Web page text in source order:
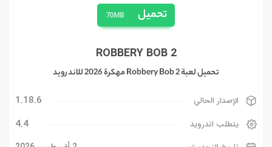
تحميل 70MB
ROBBERY BOB 2
تحميل لعبة Robbery Bob 2 مهكرة 2026 للاندرويد
الإصدار الحالي 1.18.6
يتطلب اندرويد 4.4